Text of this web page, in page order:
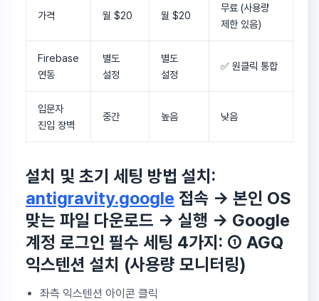
가격 월 $20 월 $20
무료 (사용량
제한 있음)
Firebase
연동
별도
설정
별도
설정
✅ 원클릭 통합
입문자
진입 장벽
중간 높음 낮음
설치 및 초기 세팅 방법 설치:
antigravity.google 접속 → 본인 OS
맞는 파일 다운로드 → 실행 → Google
계정 로그인 필수 세팅 4가지: ① AGQ
익스텐션 설치 (사용량 모니터링)
좌측 익스텐션 아이콘 클릭